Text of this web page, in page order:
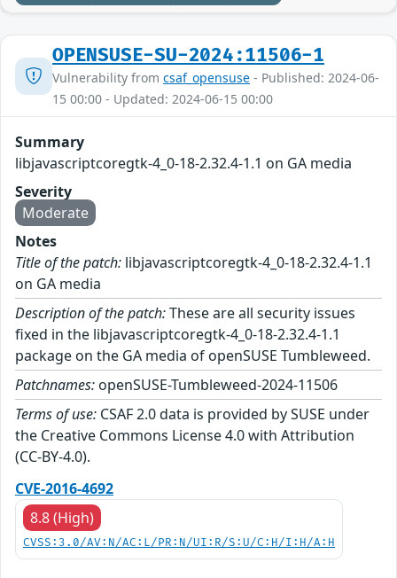
OPENSUSE-SU-2024:11506-1
Vulnerability from csaf_opensuse - Published: 2024-06-
15 00:00 - Updated: 2024-06-15 00:00
Summary
libjavascriptcoregtk-4_0-18-2.32.4-1.1 on GA media
Severity
Moderate
Notes
Title of the patch: libjavascriptcoregtk-4_0-18-2.32.4-1.1
on GA media
Description of the patch:These are all security issues
fixed in the libjavascriptcoregtk-4_0-18-2.32.4-1.1
package on the GA media of openSUSE Tumbleweed.
Patchnames: openSUSE-Tumbleweed-2024-11506
Terms of use: CSAF 2.0 data is provided by SUSE under
the Creative Commons License 4.0 with Attribution
(CC-BY-4.0).
CVE-2016-4692
8.8 (High)
CVSS:3.0/AV:N/AC:L/PR:N/UI:R/S:U/C:H/I:H/A:H